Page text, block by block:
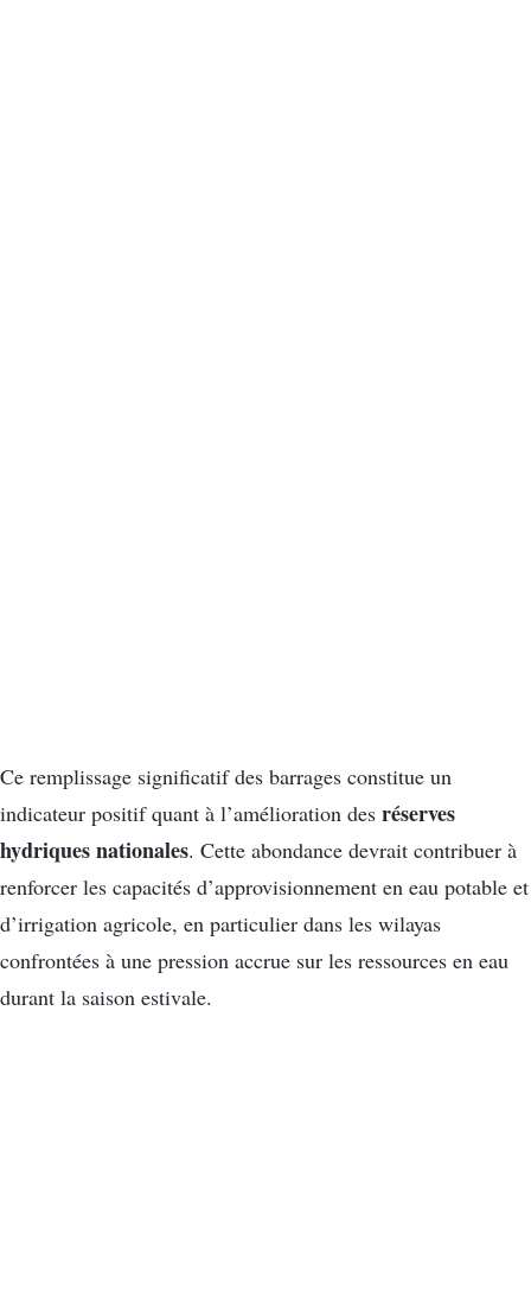
Ce remplissage significatif des barrages constitue un
indicateur positif quant à l’amélioration des réserves
hydriques nationales. Cette abondance devrait contribuer à
renforcer les capacités d’approvisionnement en eau potable et
d’irrigation agricole, en particulier dans les wilayas
confrontées à une pression accrue sur les ressources en eau
durant la saison estivale.